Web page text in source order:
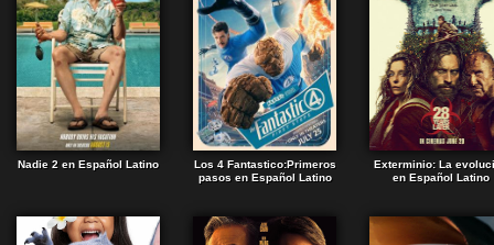
Nadie 2 en Español Latino
Los 4 Fantastico:Primeros
pasos en Español Latino
Exterminio: La
en Español Latino